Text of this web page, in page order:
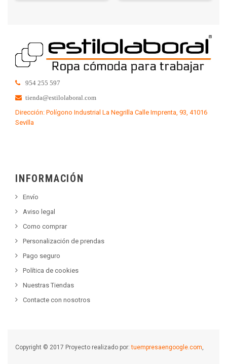
954 255 597
tienda@estilolaboral.com
Dirección: Polígono Industrial La Negrilla Calle Imprenta, 93, 41016
Sevilla
INFORMACIÓN
Envío
Aviso legal
Como comprar
Personalización de prendas
Pago seguro
Política de cookies
Nuestras Tiendas
Contacte con nosotros
Copyright © 2017 Proyecto realizado por:tuempresaengoogle.com,